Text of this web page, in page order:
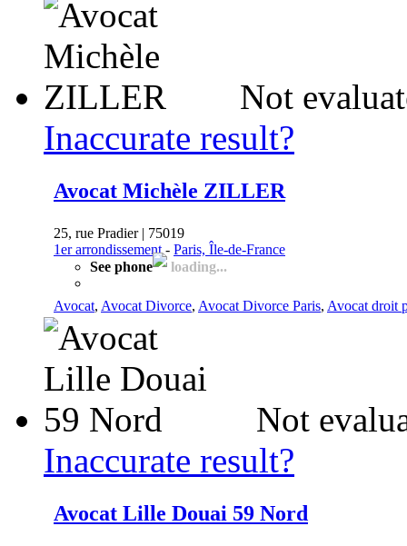
Not
Inaccurate result?
Avocat Michèle ZILLER
25, rue Pradier | 75019
1er arrondissement- Paris, Île-de-France
See phone
loading...
Avocat, Avocat Divorce, Avocat Divorce Paris, Avocat droit
Not
Inaccurate result?
Avocat Lille Douai 59 Nord